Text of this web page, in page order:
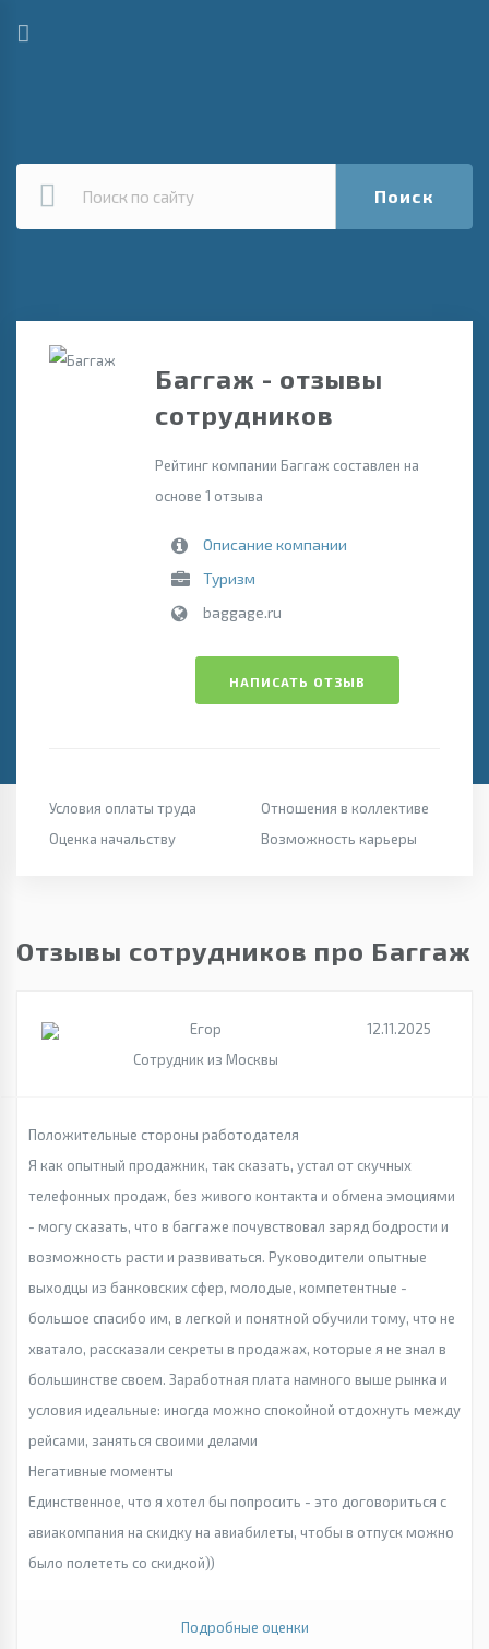
Поиск
Баггаж - отзывы
сотрудников
Рейтинг компании Баггаж составлен на
основе 1 отзыва
Описание компании
Туризм
baggage.ru
НАПИСАТЬ ОТЗЫВ
Условия оплаты труда
Отношения в коллективе
Оценка начальству
Возможность карьеры
Отзывы сотрудников про Баггаж
Егор
Сотрудник из Москвы
12.11.2025
Положительные стороны работодателя
Я как опытный продажник, так сказать, устал от скучных
телефонных продаж, без живого контакта и обмена эмоциями
- могу сказать, что в баггаже почувствовал заряд бодрости и
возможность расти и развиваться. Руководители опытные
выходцы из банковских сфер, молодые, компетентные -
большое спасибо им, в легкой и понятной обучили тому, что не
хватало, рассказали секреты в продажах, которые я не знал в
большинстве своем. Заработная плата намного выше рынка и
условия идеальные: иногда можно спокойной отдохнуть между
рейсами, заняться своими делами
Негативные моменты
Единственное, что я хотел бы попросить - это договориться с
авиакомпания на скидку на авиабилеты, чтобы в отпуск можно
было полететь со скидкой))
Подробные оценки